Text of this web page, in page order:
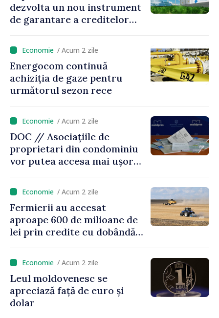
dezvolta un nou instrument
de garantare a creditelor
de stocare a energiei
/ Acum 2 zile
Energocom continuă
achiziția de gaze pentru
următorul sezon rece
/ Acum 2 zile
DOC // Asociațiile de
proprietari din condominiu
vor putea accesa mai ușor
energetică a blocurilor
locative
/ Acum 2 zile
Fermierii au accesat
aproape 600 de milioane de
lei prin credite cu dobândă
/ Acum 2 zile
Leul moldovenesc se
apreciază față de euro și
dolar